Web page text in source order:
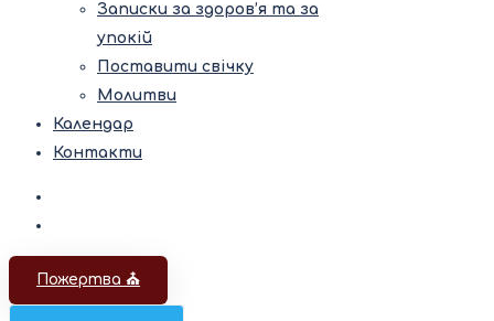
Записки за здоров’я та за
упокій
Поставити свічку
Молитви
Календар
Контакти
Пожертва ⛪️